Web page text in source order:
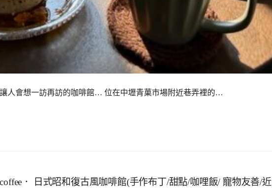
讓人會想一訪再訪的咖啡館… 位在中壢青菓市場附近巷弄裡的…
． 日式昭和復古風咖啡館(手作布丁/甜點/咖哩飯/ 寵物友善/近